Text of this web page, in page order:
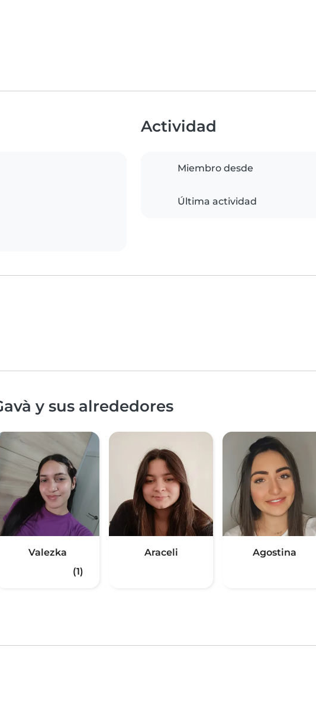
Actividad
Miembro desde
Última actividad
y sus alrededores
Valezka
(1)
Araceli Agostina